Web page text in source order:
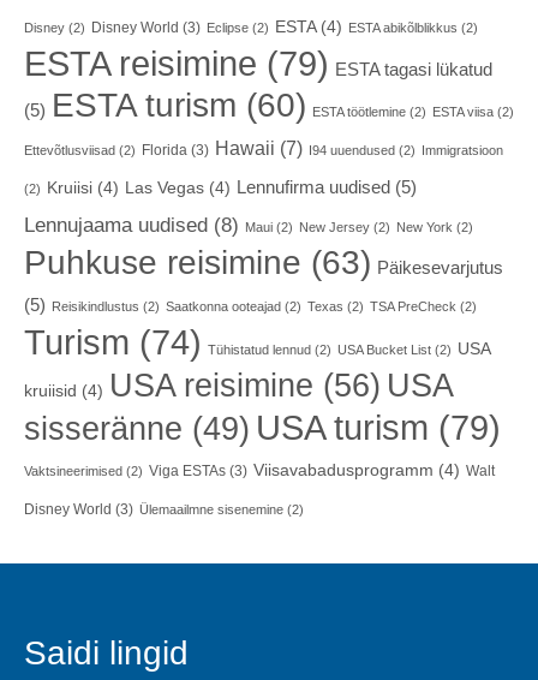
Disney (2) Disney World (3) Eclipse (2) ESTA(4) ESTA abikõlblikkus (2)
ESTA reisimine (79) ESTA tagasi lükatud
(5) ESTA turism (60) ESTA töötlemine (2) ESTA viisa (2)
Ettevõtlusviisad (2) Florida (3) Hawaii (7) I94 uuendused (2) Immigratsioon
(2) Kruiisi (4) Las Vegas (4) Lennufirma uudised (5)
Lennujaama uudised (8) Maui (2) New Jersey (2) New York (2)
Puhkuse reisimine (63) Päikesevarjutus
(5)
Reisikindlustus (2) Saatkonna ooteajad (2) Texas (2) TSA PreCheck (2)
Turism (74) Tühistatud lennud (2) USA Bucket List (2) USA
kruiisid (4) USA reisimine (56) USA
sisseränne (49) USA turism (79)
Vaktsineerimised (2) Viga ESTAs (3) Viisavabadusprogramm (4) Walt
Disney World (3) Ülemaailmne sisenemine (2)
Saidi lingid